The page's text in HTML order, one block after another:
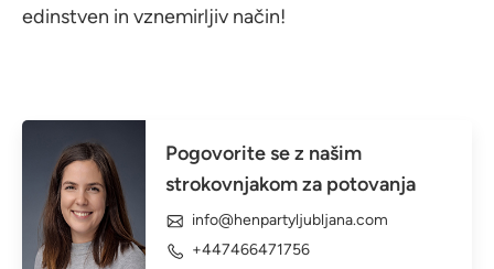
edinstven in vznemirljiv način!
Pogovorite se z našim
strokovnjakom za potovanja
info@henpartyljubljana.com
+447466471756